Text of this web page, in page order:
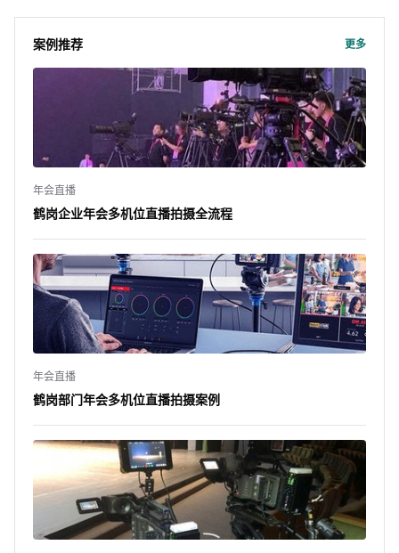
案例推荐 更多
年会直播
鹤岗企业年会多机位直播拍摄全流程
年会直播
鹤岗部门年会多机位直播拍摄案例